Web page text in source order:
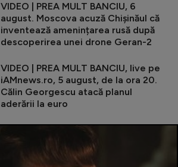
VIDEO | PREA MULT BANCIU, 6
august. Moscova acuză Chișinăul că
inventează amenințarea rusă după
descoperirea unei drone Geran-2
VIDEO | PREA MULT BANCIU, live pe
iAMnews.ro, 5 august, de la ora 20.
Călin Georgescu atacă planul
aderării la euro